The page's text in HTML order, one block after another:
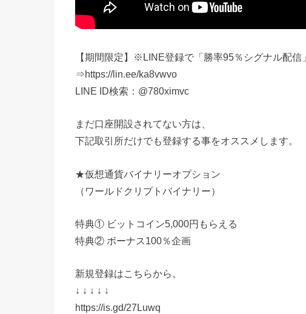
【期間限定】※LINE登録で「勝率95％シグナル配信
⇒https://lin.ee/ka8vwvo
LINE ID検索：@780ximvc
まだ口座開設されてない方は、
下記取引所だけでも登録する事をオススメします。
★仮想通貨バイナリーオプション
（ワールドクリプトバイナリー）
特典① ビットコイン5,000円もらえる
特典② ボーナス100％企画
新規登録はこちらから。
↓ ↓ ↓ ↓ ↓
https://is.gd/27Luwq